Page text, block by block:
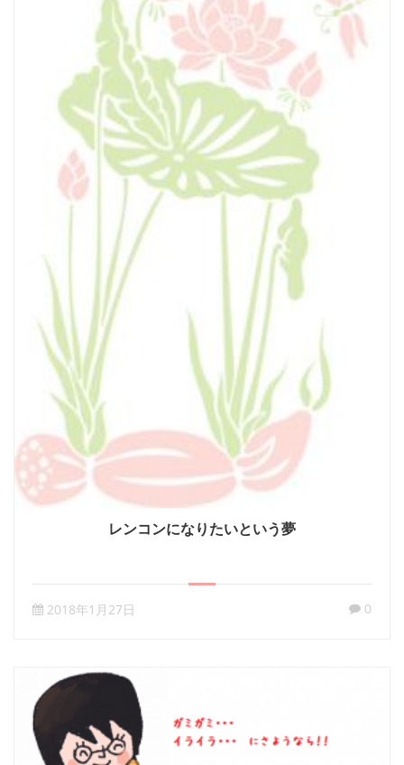
レンコンになりたいという夢
2018年1月27日 0